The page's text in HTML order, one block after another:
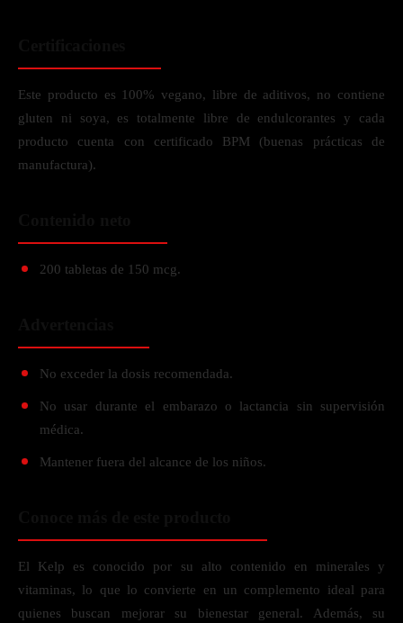
Este producto es 100% vegano, libre de aditivos, no contiene
gluten ni soya, es totalmente libre de endulcorantes y cada
producto cuenta con certificado BPM (buenas prácticas de
manufactura).
200 tabletas de 150 mcg.
No exceder la dosis recomendada.
No usar durante el embarazo o lactancia sin supervisión
médica.
Mantener fuera del alcance de los niños.
El Kelp es conocido por su alto contenido en minerales y
vitaminas, lo que lo convierte en un complemento ideal para
quienes buscan mejorar su bienestar general. Además, su